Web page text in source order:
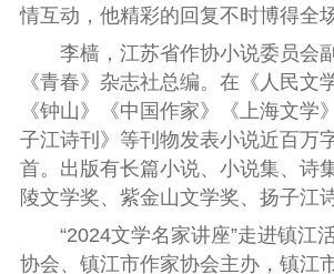
情互动，他精彩的回复不时博得全
李樯，江苏省作协小说委员会
《青春》杂志社总编。在《人民文
《钟山》《中国作家》《上海文学
子江诗刊》等刊物发表小说近百万
首。出版有长篇小说、小说集、诗
陵文学奖、紫金山文学奖、扬子江
“2024文学名家讲座”走进镇江
协会、镇江市作家协会主办，镇江